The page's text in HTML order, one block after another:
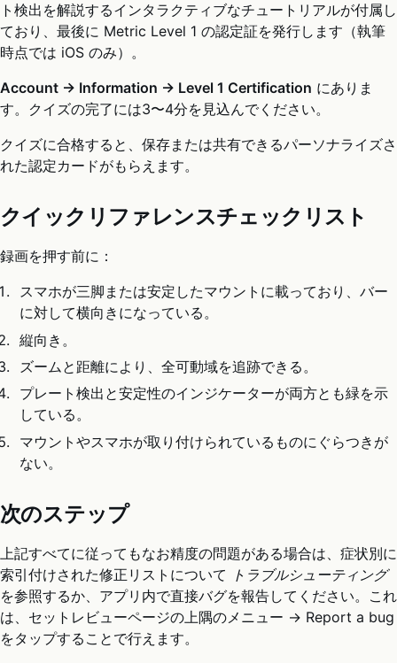
ト検出を解説するインタラクティブなチュートリアルが付属し
ており、最後に Metric Level 1 の認定証を発行します（執筆
時点では iOS のみ）。
Account → Information → Level 1 Certification にありま
す。クイズの完了には3〜4分を見込んでください。
クイズに合格すると、保存または共有できるパーソナライズさ
れた認定カードがもらえます。
クイックリファレンスチェックリスト
録画を押す前に：
スマホが三脚または安定したマウントに載っており、バー
に対して横向きになっている。
縦向き。
ズームと距離により、全可動域を追跡できる。
プレート検出と安定性のインジケーターが両方とも緑を示
している。
マウントやスマホが取り付けられているものにぐらつきが
ない。
次のステップ
上記すべてに従ってもなお精度の問題がある場合は、症状別に
索引付けされた修正リストについて
トラブルシューティング
を参照するか、アプリ内で直接バグを報告してください。これ
は、セットレビューページの上隅のメニュー → Report a bug
をタップすることで行えます。